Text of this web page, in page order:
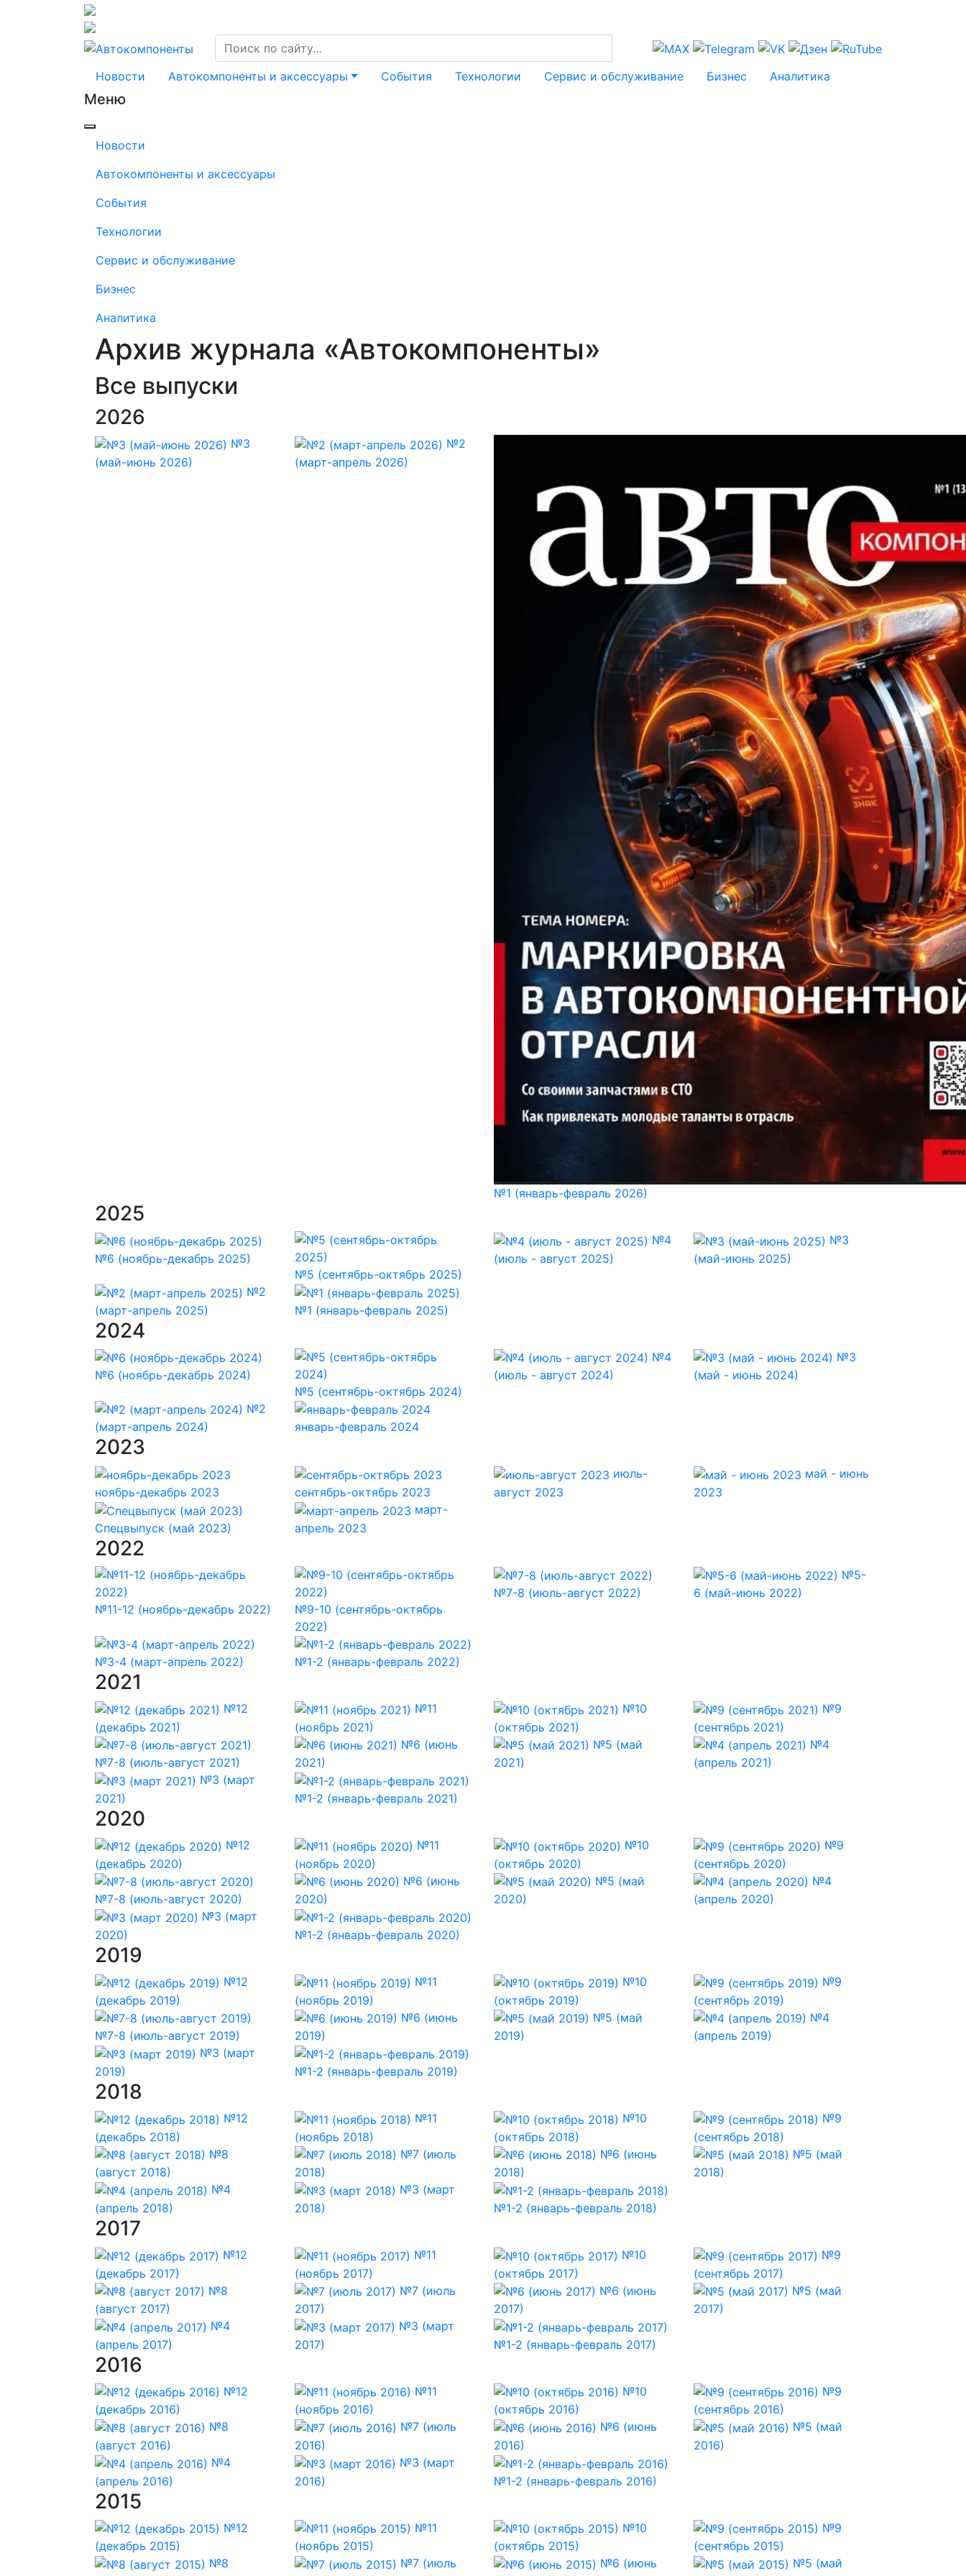
Новости Автокомпоненты и аксессуары События Технологии Сервис и обслуживание Бизнес Аналитика
Меню
Новости
Автокомпоненты и аксессуары
События
Технологии
Сервис и обслуживание
Бизнес
Аналитика
Архив журнала «Автокомпоненты»
Все выпуски
2026
№3
(май-июнь 2026)
№2
(март-апрель 2026)
№1 (январь-февраль 2026)
2025
№6 (ноябрь-декабрь 2025)
№5 (сентябрь-октябрь 2025)
№4
(июль - август 2025)
№3
(май-июнь 2025)
№2
(март-апрель 2025)
№1 (январь-февраль 2025)
2024
№6 (ноябрь-декабрь 2024)
№5 (сентябрь-октябрь 2024)
№4
(июль - август 2024)
№3
(май - июнь 2024)
№2
(март-апрель 2024)
январь-февраль 2024
2023
ноябрь-декабрь 2023 сентябрь-октябрь 2023
июль-
август 2023
май - июнь
2023
Спецвыпуск (май 2023)
март-
апрель 2023
2022
№11-12 (ноябрь-декабрь 2022)
№9-10 (сентябрь-октябрь
2022)
№7-8 (июль-август 2022)
№5-
6 (май-июнь 2022)
№3-4 (март-апрель 2022) №1-2 (январь-февраль 2022)
2021
№12
(декабрь 2021)
№11
(ноябрь 2021)
№10
(октябрь 2021)
№9
(сентябрь 2021)
№7-8 (июль-август 2021)
№6 (июнь
2021)
№5 (май
2021)
№4
(апрель 2021)
№3 (март
2021)
№1-2 (январь-февраль 2021)
2020
№12
(декабрь 2020)
№11
(ноябрь 2020)
№10
(октябрь 2020)
№9
(сентябрь 2020)
№7-8 (июль-август 2020)
№6 (июнь
2020)
№5 (май
2020)
№4
(апрель 2020)
№3 (март
2020)
№1-2 (январь-февраль 2020)
2019
№12
(декабрь 2019)
№11
(ноябрь 2019)
№10
(октябрь 2019)
№9
(сентябрь 2019)
№7-8 (июль-август 2019)
№6 (июнь
2019)
№5 (май
2019)
№4
(апрель 2019)
№3 (март
2019)
№1-2 (январь-февраль 2019)
2018
№12
(декабрь 2018)
№11
(ноябрь 2018)
№10
(октябрь 2018)
№9
(сентябрь 2018)
№8
(август 2018)
№7 (июль
2018)
№6 (июнь
2018)
№5 (май
2018)
№4
(апрель 2018)
№3 (март
2018)
№1-2 (январь-февраль 2018)
2017
№12
(декабрь 2017)
№11
(ноябрь 2017)
№10
(октябрь 2017)
№9
(сентябрь 2017)
№8
(август 2017)
№7 (июль
2017)
№6 (июнь
2017)
№5 (май
2017)
№4
(апрель 2017)
№3 (март
2017)
№1-2 (январь-февраль 2017)
2016
№12
(декабрь 2016)
№11
(ноябрь 2016)
№10
(октябрь 2016)
№9
(сентябрь 2016)
№8
(август 2016)
№7 (июль
2016)
№6 (июнь
2016)
№5 (май
2016)
№4
(апрель 2016)
№3 (март
2016)
№1-2 (январь-февраль 2016)
2015
№12
(декабрь 2015)
№11
(ноябрь 2015)
№10
(октябрь 2015)
№9
(сентябрь 2015)
№8
№7 (июль
№6 (июнь
№5 (май